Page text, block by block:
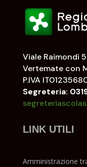
Viale Raimondi
Vertemate con
P.IVA
Segreteria:
LINK UTILI
Amministrazione